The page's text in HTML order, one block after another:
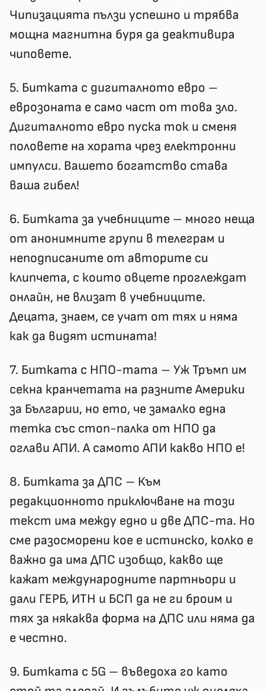
Чипизацията пълзи успешно и трябва
мощна магнитна буря да деактивира
чиповете.
5. Битката с дигиталното евро –
еврозоната е само част от това зло.
Дигиталното евро пуска ток и сменя
половете на хората чрез електронни
импулси. Вашето богатство става
ваша гибел!
6. Битката за учебниците – много неща
от анонимните групи в телеграм и
неподписаните от авторите си
клипчета, с които овцете проглеждат
онлайн, не влизат в учебниците.
Децата, знаем, се учат от тях и няма
как да видят истината!
7. Битката с НПО-тата – Уж Тръмп им
секна кранчетата на разните Америки
за Българии, но ето, че замалко една
тетка със стоп-палка от НПО да
оглави АПИ. А самото АПИ какво НПО е!
8. Битката за ДПС – Към
редакционното приключване на този
текст има между едно и две ДПС-та. Но
сме разосморени кое е истинско, колко е
важно да има ДПС изобщо, какво ще
кажат международните партньори и
дали ГЕРБ, ИТН и БСП да не ги броим и
тях за някаква форма на ДПС или няма да
е честно.
9. Битката с 5G – въведоха го като